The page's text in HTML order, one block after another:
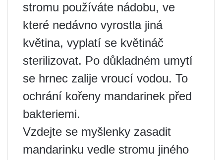
stromu používáte nádobu, ve
které nedávno vyrostla jiná
květina, vyplatí se květináč
sterilizovat. Po důkladném umytí
se hrnec zalije vroucí vodou. To
ochrání kořeny mandarinek před
bakteriemi.
Vzdejte se myšlenky zasadit
mandarinku vedle stromu jiného